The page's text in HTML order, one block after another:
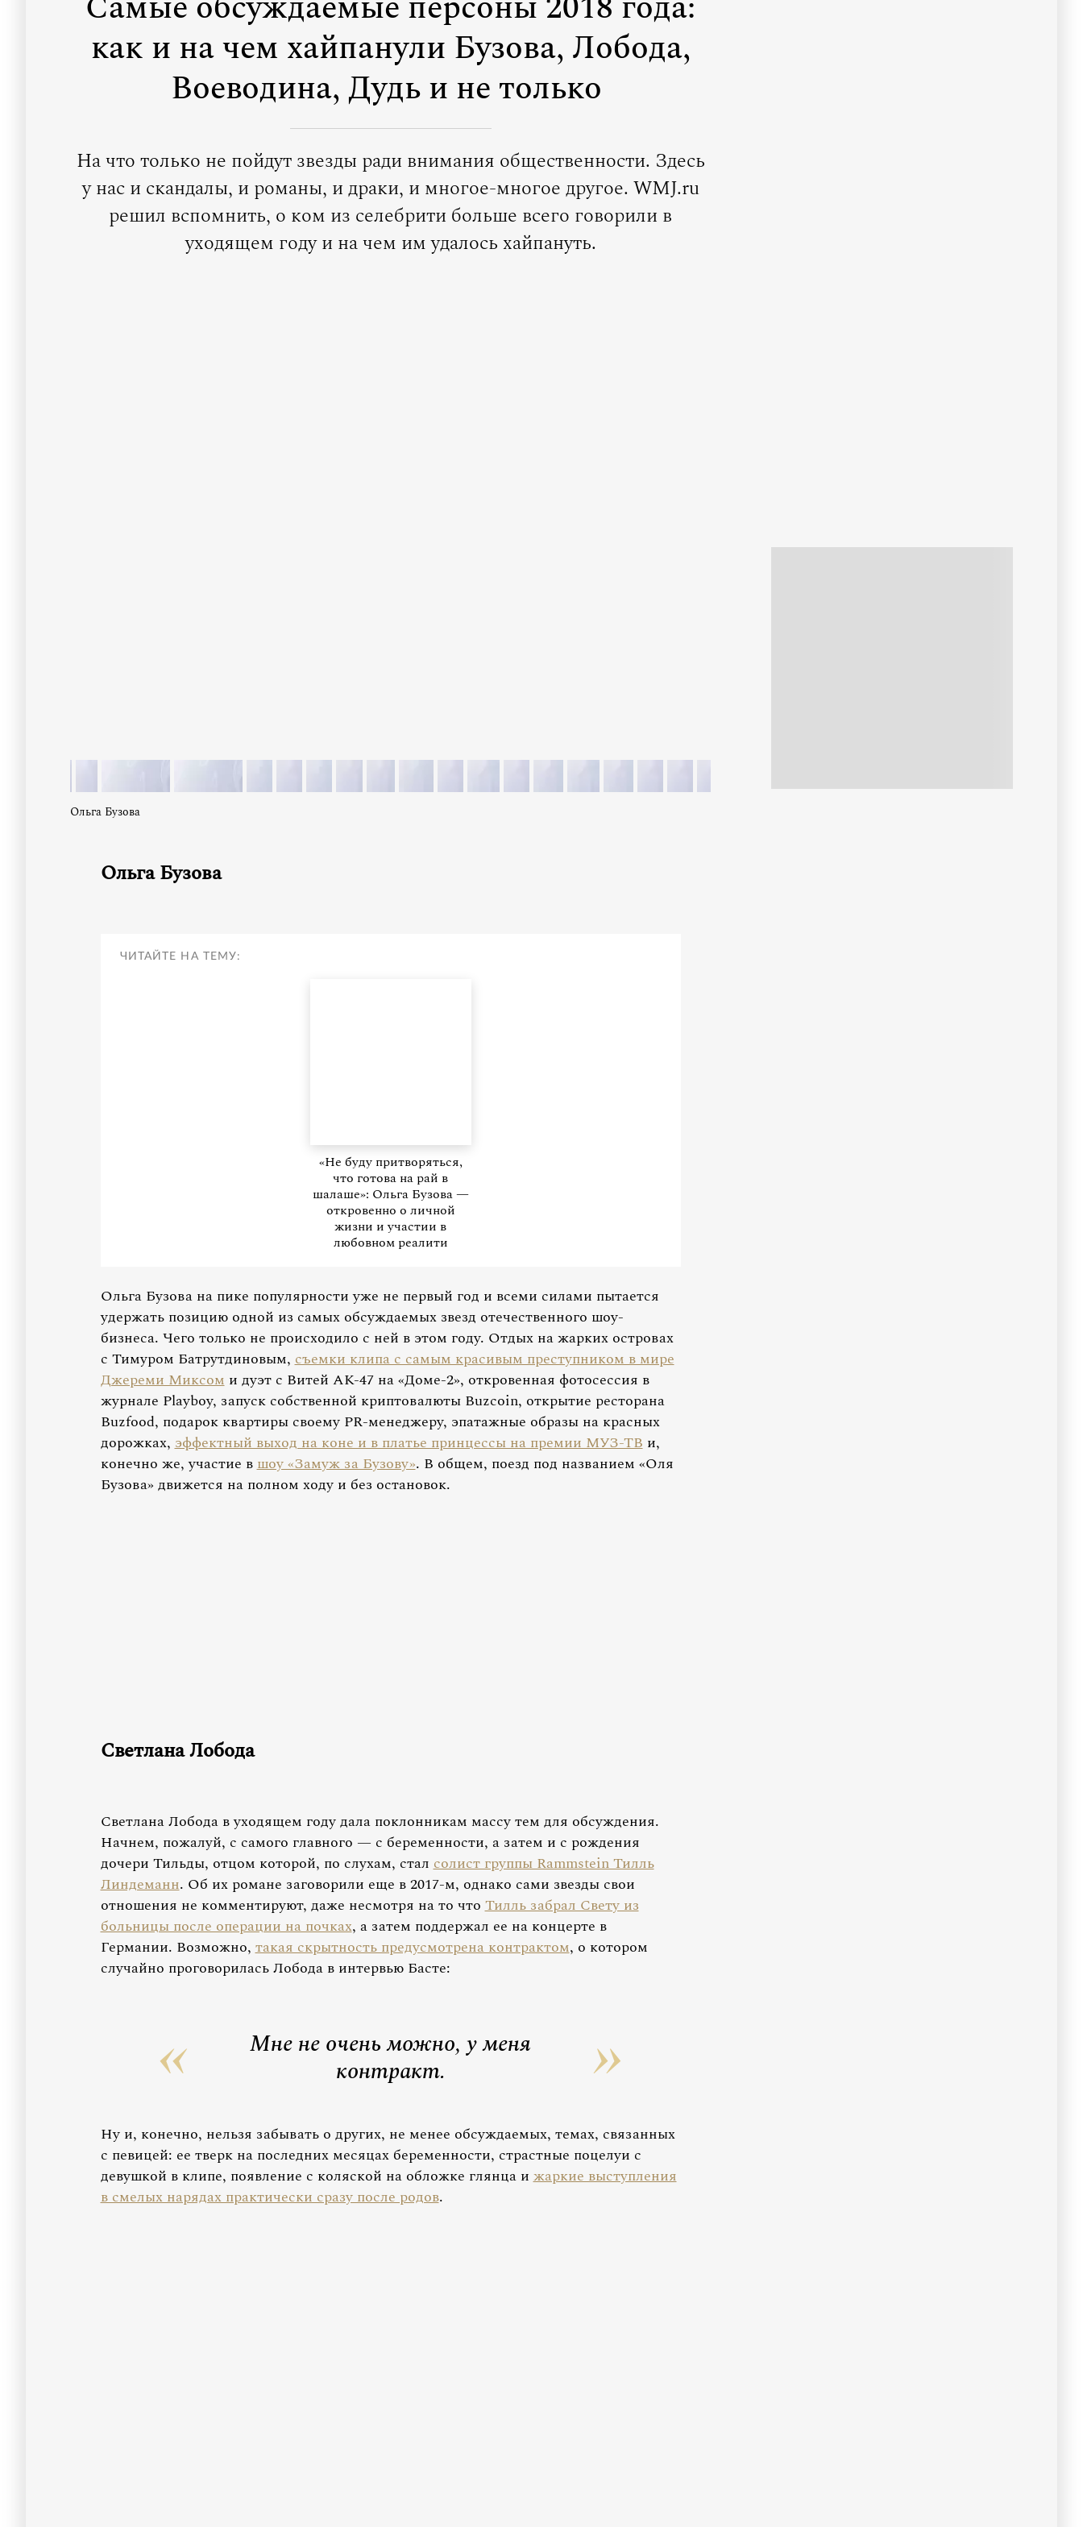
как и на чем хайпанули Бузова, Лобода,
Воеводина, Дудь и не только
На что только не пойдут звезды ради внимания общественности. Здесь
у нас и скандалы, и романы, и драки, и многое-многое другое. WMJ.ru
решил вспомнить, о ком из селебрити больше всего говорили в
уходящем году и на чем им удалось хайпануть.
Ольга Бузова
Ольга Бузова
ЧИТАЙТЕ НА ТЕМУ:
«Не буду притворяться,
что готова на рай в
шалаше»: Ольга Бузова —
откровенно о личной
жизни и участии в
любовном реалити
Ольга Бузова на пике популярности уже не первый год и всеми силами пытается
удержать позицию одной из самых обсуждаемых звезд отечественного шоу-
бизнеса. Чего только не происходило с ней в этом году. Отдых на жарких островах
с Тимуром Батрутдиновым,съемки клипа с самым красивым преступником в мире
Джереми Миксоми дуэт с Витей АК-47 на «Доме-2», откровенная фотосессия в
журнале Playboy, запуск собственной криптовалюты Buzcoin, открытие ресторана
Buzfood, подарок квартиры своему PR-менеджеру, эпатажные образы на красных
дорожках,эффектный выход на коне и в платье принцессы на премии МУЗ-ТВи,
конечно же, участие вшоу «Замуж за Бузову». В общем, поезд под названием «Оля
Бузова» движется на полном ходу и без остановок.
Светлана Лобода
Светлана Лобода в уходящем году дала поклонникам массу тем для обсуждения.
Начнем, пожалуй, с самого главного — с беременности, а затем и с рождения
дочери Тильды, отцом которой, по слухам, сталсолист группы Rammstein Тилль
Линдеманн. Об их романе заговорили еще в 2017-м, однако сами звезды свои
отношения не комментируют, даже несмотря на то чтоТилль забрал Свету из
больницы после операции на почках, а затем поддержал ее на концерте в
Германии. Возможно,такая скрытность предусмотрена контрактом, о котором
случайно проговорилась Лобода в интервью Басте:
Мне не очень можно, у меня
контракт.
Ну и, конечно, нельзя забывать о других, не менее обсуждаемых, темах, связанных
с певицей: ее тверк на последних месяцах беременности, страстные поцелуи с
девушкой в клипе, появление с коляской на обложке глянца ижаркие выступления
в смелых нарядах практически сразу после родов.